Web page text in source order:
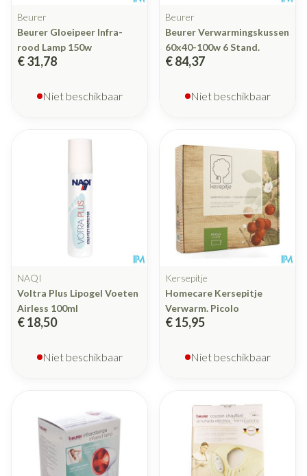
Beurer
Beurer Gloeipeer Infra-
rood Lamp 150w
€ 31,78
Niet beschikbaar
Beurer
Beurer Verwarmingskussen
60x40-100w 6 Stand.
€ 84,37
Niet beschikbaar
NAQI
Voltra Plus Lipogel Voeten
Airless 100ml
€ 18,50
Niet beschikbaar
Kersepitje
Homecare Kersepitje
Verwarm. Picolo
€ 15,95
Niet beschikbaar